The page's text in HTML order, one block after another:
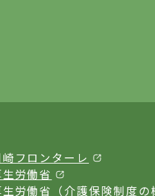
崎フロンターレ
労働省
労働省（介護保険制度の